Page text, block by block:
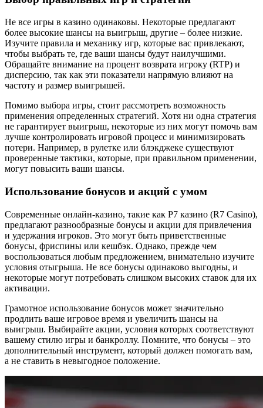
Не все игры в казино одинаковы. Некоторые предлагают
более высокие шансы на выигрыш, другие – более низкие.
Изучите правила и механику игр, которые вас привлекают,
чтобы выбрать те, где ваши шансы будут наилучшими.
Обращайте внимание на процент возврата игроку (RTP) и
дисперсию, так как эти показатели напрямую влияют на
частоту и размер выигрышей.
Помимо выбора игры, стоит рассмотреть возможность
применения определенных стратегий. Хотя ни одна стратегия
не гарантирует выигрыш, некоторые из них могут помочь вам
лучше контролировать игровой процесс и минимизировать
потери. Например, в рулетке или блэкджеке существуют
проверенные тактики, которые, при правильном применении,
могут повысить ваши шансы.
Использование бонусов и акций с умом
Современные онлайн-казино, такие как Р7 казино (R7 Casino),
предлагают разнообразные бонусы и акции для привлечения
и удержания игроков. Это могут быть приветственные
бонусы, фриспины или кешбэк. Однако, прежде чем
воспользоваться любым предложением, внимательно изучите
условия отыгрыша. Не все бонусы одинаково выгодны, и
некоторые могут потребовать слишком высоких ставок для их
активации.
Грамотное использование бонусов может значительно
продлить ваше игровое время и увеличить шансы на
выигрыш. Выбирайте акции, условия которых соответствуют
вашему стилю игры и банкроллу. Помните, что бонусы – это
дополнительный инструмент, который должен помогать вам,
а не ставить в невыгодное положение.